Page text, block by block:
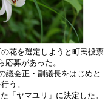
花を選定しようと町民投票
応募があった。
議会正・副議長をはじめと
う。
「ヤマユリ」に決定した。